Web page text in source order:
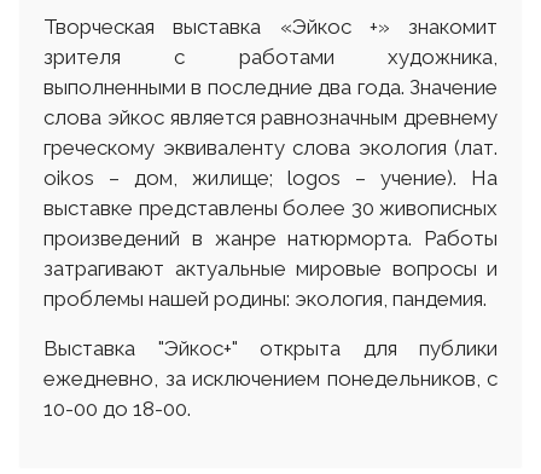
Творческая выставка «Эйкос +» знакомит
зрителя с работами художника,
выполненными в последние два года. Значение
слова эйкос является равнозначным древнему
греческому эквиваленту слова экология (лат.
оіkos – дом, жилище; logos – учение). На
выставке представлены более 30 живописных
произведений в жанре натюрморта. Работы
затрагивают актуальные мировые вопросы и
проблемы нашей родины: экология, пандемия.
Выставка "Эйкос+" открыта для публики
ежедневно, за исключением понедельников, с
10-00 до 18-00.